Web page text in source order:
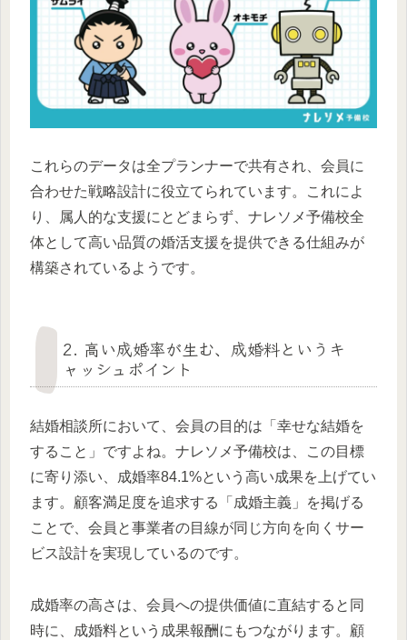
これらのデータは全プランナーで共有され、会員に
合わせた戦略設計に役立てられています。これによ
り、属人的な支援にとどまらず、ナレソメ予備校全
体として高い品質の婚活支援を提供できる仕組みが
構築されているようです。
2. 高い成婚率が生む、成婚料というキ
ャッシュポイント
結婚相談所において、会員の目的は「幸せな結婚を
すること」ですよね。ナレソメ予備校は、この目標
に寄り添い、成婚率84.1%という高い成果を上げてい
ます。顧客満足度を追求する「成婚主義」を掲げる
ことで、会員と事業者の目線が同じ方向を向くサー
ビス設計を実現しているのです。
成婚率の高さは、会員への提供価値に直結すると同
時に、成婚料という成果報酬にもつながります。顧